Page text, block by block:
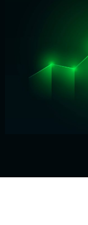
As a Dubai
live and
support.